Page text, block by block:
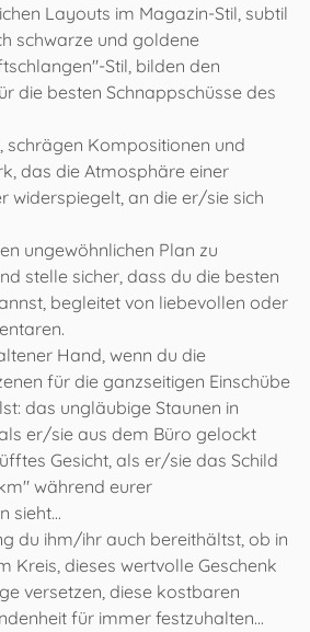
Layouts im Magazin-Stil, subtil
schwarze und goldene
Stil, bilden den
die besten Schnappschüsse des
schrägen Kompositionen und
das die Atmosphäre einer
widerspiegelt, an die er/sie sich
ungewöhnlichen Plan zu
stelle sicher, dass du die besten
begleitet von liebevollen oder
Hand, wenn du die
für die ganzseitigen Einschübe
das ungläubige Staunen in
er/sie aus dem Büro gelockt
Gesicht, als er/sie das Schild
während eurer
sieht...
du ihm/ihr auch bereithältst, ob in
Kreis, dieses wertvolle Geschenk
versetzen, diese kostbaren
für immer festzuhalten...